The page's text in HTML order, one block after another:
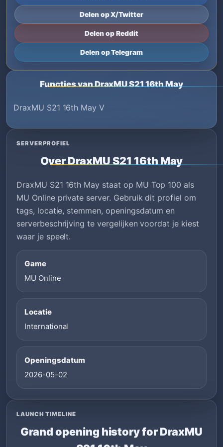
Delen op X/Twitter
Delen op Reddit
Delen op Telegram
Functies van DraxMU S21 16th May
DraxMU S21 16th May V
SERVERPROFIEL
Over DraxMU S21 16th May
DraxMU S21 16th May staat op MU Top 100 als
MU Online private server. Gebruik dit profiel om
tags, locatie, stemmen, openingsdatum en
serverbeschrijving te vergelijken voordat je kiest
waar je speelt.
Game
MU Online
Locatie
International
Openingsdatum
2026-05-02
LAUNCH TIMELINE
Grand opening history for DraxMU